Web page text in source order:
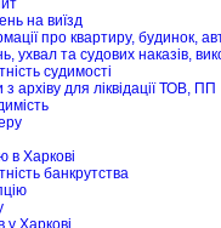
на виїзд
про квартиру, будинок,
ухвал та судових наказів,
судимості
архіву для ліквідації ТОВ, ПП
в Харкові
банкрутства